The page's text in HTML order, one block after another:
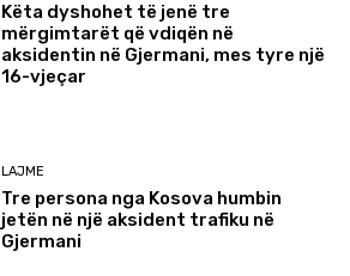
Këta dyshohet të jenë tre
mërgimtarët që vdiqën në
aksidentin në Gjermani, mes tyre një
16-vjeçar
LAJME
Tre persona nga Kosova humbin
jetën në një aksident trafiku në
Gjermani